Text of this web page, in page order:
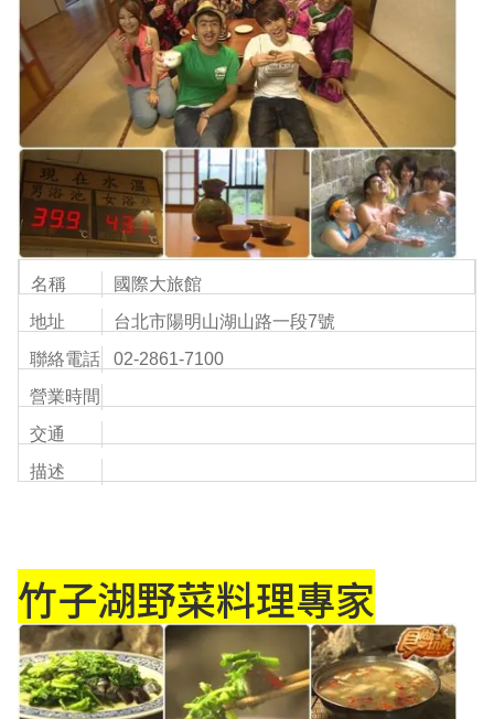
名稱
國際大旅館
地址
台北市陽明山湖山路一段7號
聯絡電話
02-2861-7100
營業時間
交通
描述
竹子湖野菜料理專家